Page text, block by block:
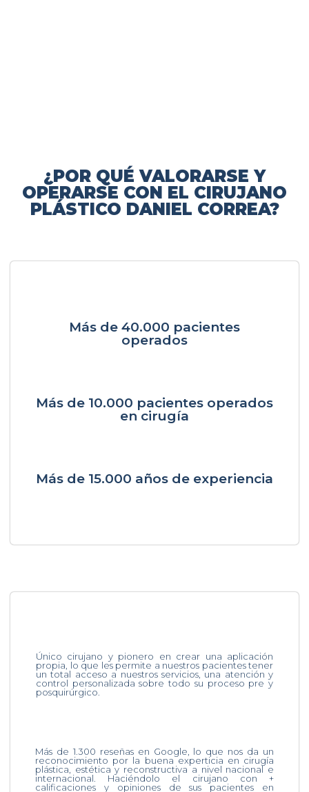
¿POR QUÉ VALORARSE Y
OPERARSE CON EL CIRUJANO
PLÁSTICO DANIEL CORREA?
Más de 40.000 pacientes
operados
Más de 10.000 pacientes operados
en cirugía
Más de 15.000 años de experiencia
Único cirujano y pionero en crear una aplicación
propia, lo que les permite a nuestros pacientes tener
un total acceso a nuestros servicios, una atención y
control personalizada sobre todo su proceso pre y
posquirúrgico.
Más de 1.300 reseñas en Google, lo que nos da un
reconocimiento por la buena experticia en cirugía
plástica, estética y reconstructiva a nivel nacional e
internacional. Haciéndolo el cirujano con +
calificaciones y opiniones de sus pacientes en